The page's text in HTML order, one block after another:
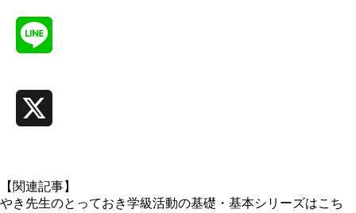
【関連記事】
やき先生のとっておき学級活動の基礎・基本シリーズはこち